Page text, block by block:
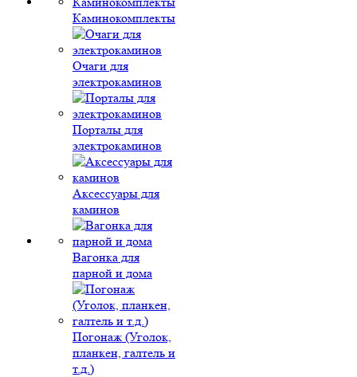
Каминокомплекты
Очаги для
электрокаминов
Порталы для
электрокаминов
Аксессуары для
каминов
Вагонка для
парной и дома
Погонаж (Уголок,
планкен, галтель и
т.д.)